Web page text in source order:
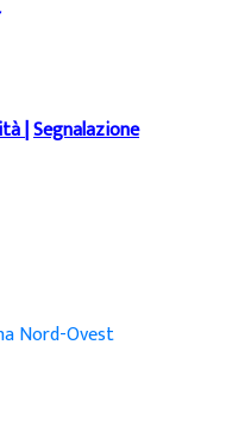
|Segnalazione
Nord-Ovest